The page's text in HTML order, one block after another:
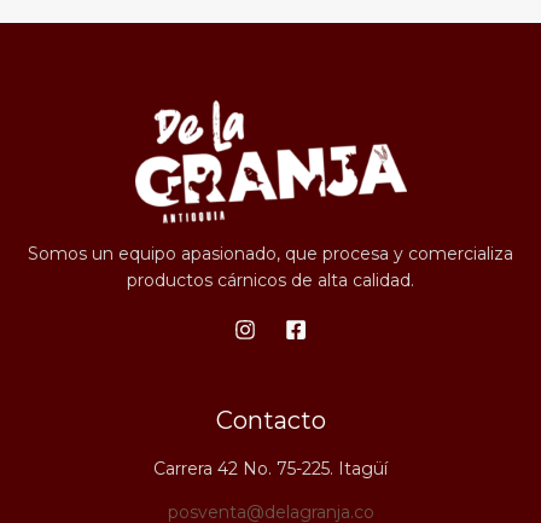
Somos un equipo apasionado, que procesa y comercializa
productos cárnicos de alta calidad.
Contacto
Carrera 42 No. 75-225. Itagüí
posventa@delagranja.co